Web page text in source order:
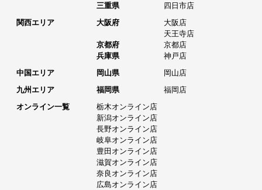
三重県
四日市店
関西エリア
大阪府
大阪店
天王寺店
京都府
京都店
兵庫県
神戸店
中国エリア
岡山県
岡山店
九州エリア
福岡県
福岡店
オンライン一覧
栃木オンライン店
新潟オンライン店
長野オンライン店
岐阜オンライン店
豊田オンライン店
滋賀オンライン店
奈良オンライン店
広島オンライン店